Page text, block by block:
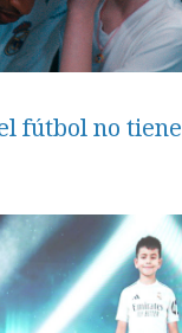
fútbol no tiene